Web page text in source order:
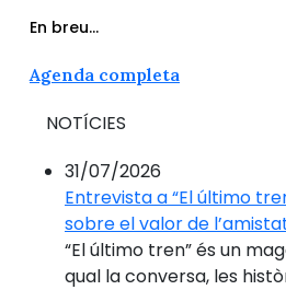
En breu...
Agenda completa
NOTÍCIES
31/07/2026
Entrevista a “El último
sobre el valor de
“El último tren” és un
qual la conversa, les